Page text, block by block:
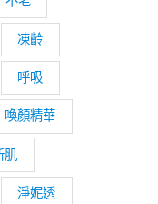
凍齡
呼吸
喚顏精華
肌
淨妮透